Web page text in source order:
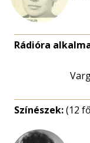
Rádióra
Színészek:(12